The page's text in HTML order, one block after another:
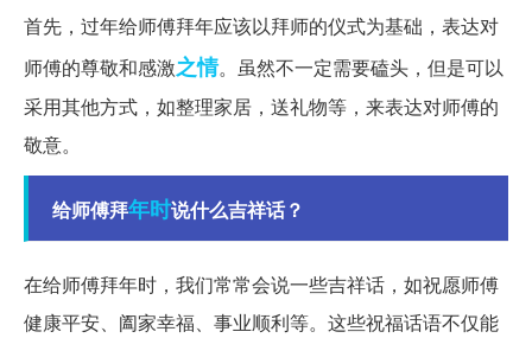
首先，过年给师傅拜年应该以拜师的仪式为基础，表达对
师傅的尊敬和感激之情。虽然不一定需要磕头，但是可以
采用其他方式，如整理家居，送礼物等，来表达对师傅的
敬意。
给师傅拜年时说什么吉祥话？
在给师傅拜年时，我们常常会说一些吉祥话，如祝愿师傅
健康平安、阖家幸福、事业顺利等。这些祝福话语不仅能